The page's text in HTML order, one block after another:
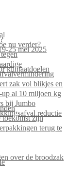
nu verder?
25 mei 2025
klimaatdoelen
zak vol blikjes en
up al 10 miljoen kg
bij Jumbo
reductie
toekomst zijn
terug te
over de broodzak